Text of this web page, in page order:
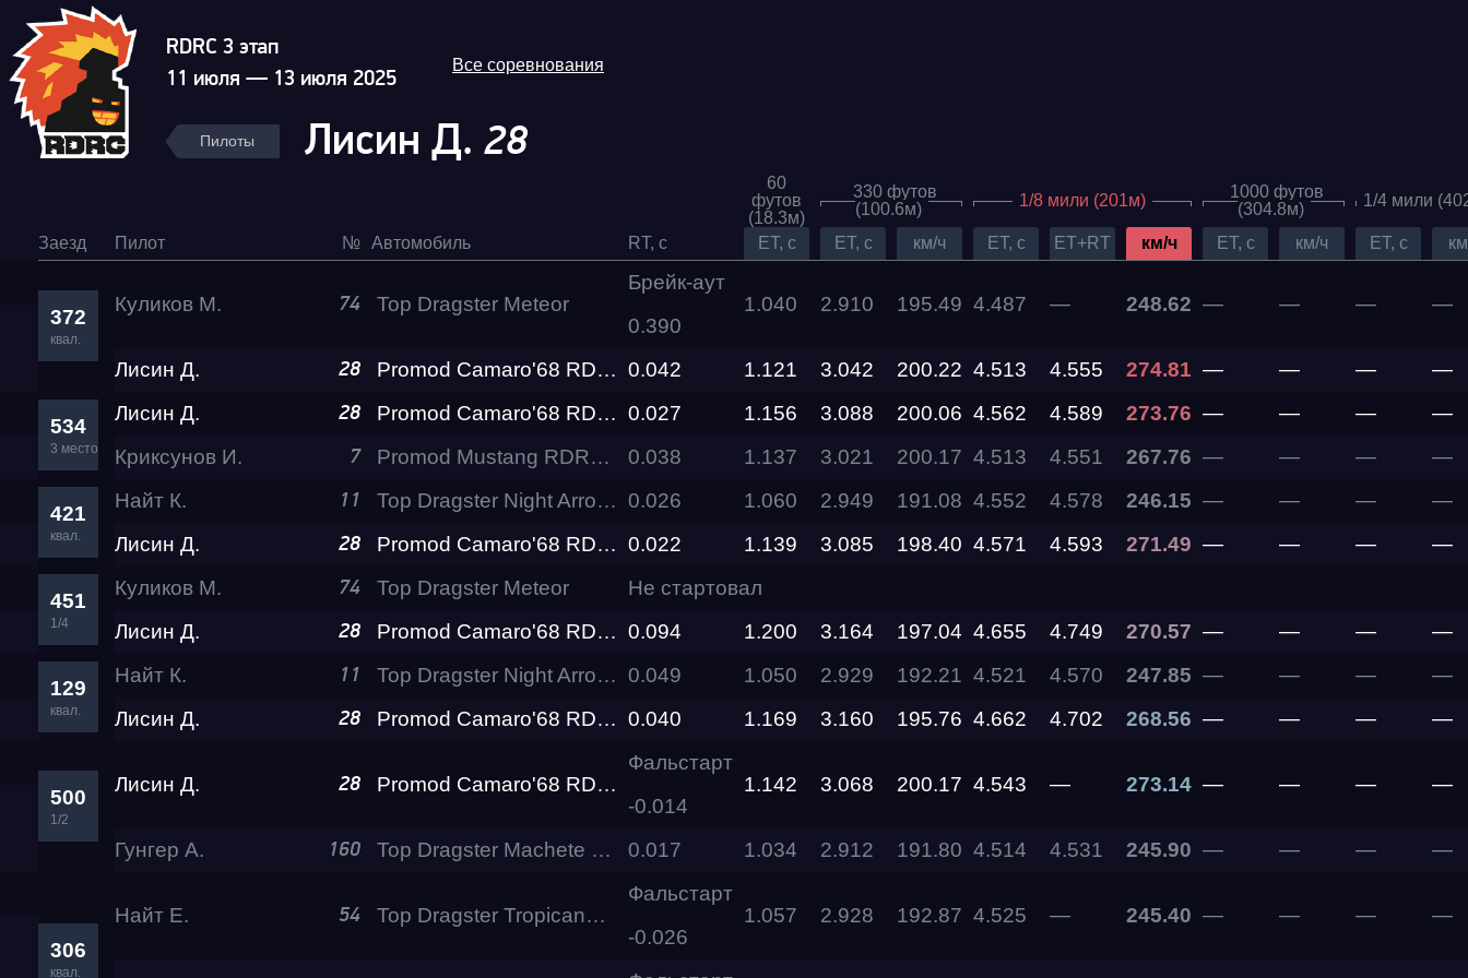
RDRC Юг 6 этап
Racepark
04.10.2026
RDRC
12.09.2026 —
Test & Tune PRO
RDRC
11.09.2026
RDRC Юг 5 этап
Evolution
Racepark
05.09.2026 —
06.09.2026
RDRC 2026 5 этап
Racepark
30.08.2026
Test & Tune Super PRO
RDRC
Racepark
27.08.2026
Test & Tune PRO
RDRC
22.08.2026
Siberia
14.08.2026 —
RDRC 3 этап
11 июля — 13 июля 2025
Все соревнования
Пилоты Лисин Д. 28
60
футов
(18.3м)
330 футов
(100.6м)
1/8 мили (201м)
1000 футов
(304.8м)
1/4 мили
Заезд Пилот № Автомобиль RT, c ET, c ET, c км/ч ET, c ET+RT км/ч ET, c км/ч ET, c
372
квал.
Куликов М. 74 Top Dragster Meteor
Брейк-аут
0.390
1.040 2.910 195.49 4.487 — 248.62 — — — —
Лисин Д. 28 Promod Camaro'68 RDRC Technology 0.042 1.121 3.042 200.22 4.513 4.555 274.81 — — — —
534
3 место
Лисин Д. 28 Promod Camaro'68 RDRC Technology 0.027 1.156 3.088 200.06 4.562 4.589 273.76 — — —
—
Криксунов И.
7 Promod Mustang RDRC Technology 0.038 1.137 3.021 200.17 4.513 4.551 267.76 — — — —
421
квал.
Найт К. 11 Top Dragster Night Arrow MR Night Racer Team 0.026 1.060 2.949 191.08 4.552 4.578 246.15 — — —
—
Лисин Д.
28 Promod Camaro'68 RDRC Technology 0.022 1.139 3.085 198.40 4.571 4.593 271.49 — — — —
451
1/4
Куликов М. 74 Top Dragster Meteor
Не стартовал
Лисин Д.
28 Promod Camaro'68 RDRC Technology 0.094 1.200 3.164 197.04 4.655 4.749 270.57 — — — —
129
квал.
Найт К. 11 Top Dragster Night Arrow MR Night Racer Team 0.049 1.050 2.929 192.21 4.521 4.570 247.85 — — —
—
Лисин Д.
28 Promod Camaro'68 RDRC Technology 0.040 1.169 3.160 195.76 4.662 4.702 268.56 — — — —
500
1/2
Лисин Д. 28 Promod Camaro'68 RDRC Technology
Фальстарт
-0.014
1.142 3.068 200.17 4.543 — 273.14 — — — —
Гунгер А. 160 Top Dragster Machete MaxRide Motorsport 0.017 1.034 2.912 191.80 4.514 4.531 245.90 — — — —
306
квал.
Найт Е. 54 Top Dragster Tropicana MaxRide Motorsport
Фальстарт
-0.026
1.057 2.928 192.87 4.525 — 245.40 — — — —